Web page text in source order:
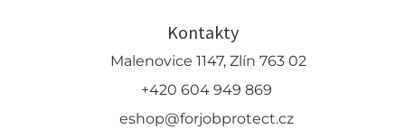
Kontakty
Malenovice 1147, Zlín 763 02
+420 604 949 869
eshop@forjobprotect.cz